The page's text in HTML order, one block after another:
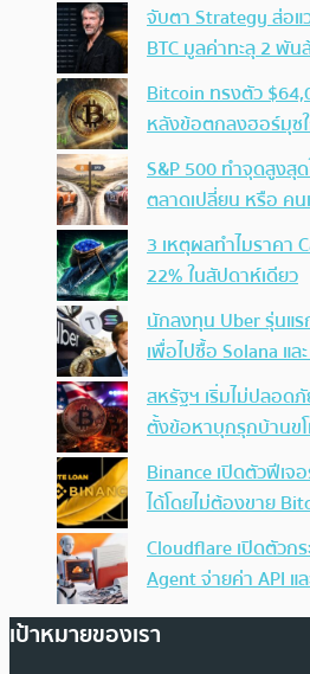
จับตา Strategy ส่อแ
BTC มูลค่าทะลุ 2 พั
Bitcoin ทรงตัว
หลังข้อตกลงฮอร์มุซ
S&P 500 ทำจุดสูงสุ
ตลาดเปลี่ยน หรือ คน
3 เหตุผลทำไมราคา
22% ในสัปดาห์เดียว
นักลงทุน Uber รุ่นแร
เพื่อไปซื้อ Solana แ
สหรัฐฯ เริ่มไม่ปลอด
ตั้งข้อหาบุกรุกบ้านข
Binance เปิดตัวฟีเจ
ได้โดยไม่ต้องขาย
Cloudflare เปิดตัวก
Agent จ่ายค่า API แ
เป้าหมายของเรา